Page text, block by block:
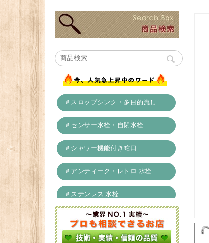
＃スロップシンク・多目的流し
＃センサー水栓・自閉水栓
＃シャワー機能付き蛇口
＃アンティーク・レトロ 水栓
＃ステンレス 水栓
＃浄水器